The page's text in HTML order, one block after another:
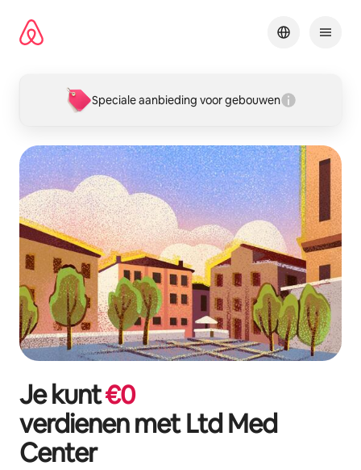
direct
naar
Speciale aanbieding voor gebouwen
Je kunt€0
verdienen metLtd Med
Center